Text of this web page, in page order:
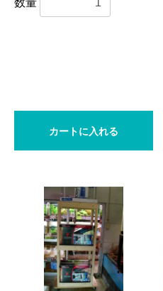
カートに入れる